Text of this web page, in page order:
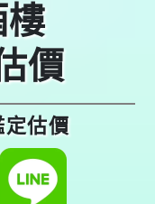
樓
價
定估價